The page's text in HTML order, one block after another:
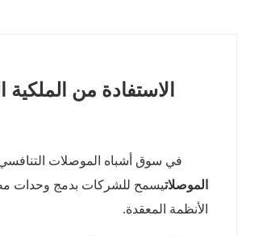
الاستفادة من
في سوق أشباه الموصلات التنافسي
الموصلاتيسمح للشركات بدمج وحدات
الأنظمة المعقدة.